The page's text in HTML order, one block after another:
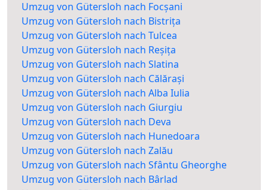
Umzug von Gütersloh nach Focșani
Umzug von Gütersloh nach Bistrița
Umzug von Gütersloh nach Tulcea
Umzug von Gütersloh nach Reșița
Umzug von Gütersloh nach Slatina
Umzug von Gütersloh nach Călărași
Umzug von Gütersloh nach Alba Iulia
Umzug von Gütersloh nach Giurgiu
Umzug von Gütersloh nach Deva
Umzug von Gütersloh nach Hunedoara
Umzug von Gütersloh nach Zalău
Umzug von Gütersloh nach Sfântu Gheorghe
Umzug von Gütersloh nach Bârlad